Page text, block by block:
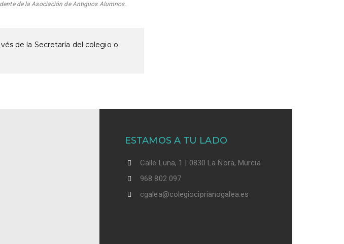
de la Asociación de Antiguos Alumnos.
de la Secretaría del colegio o
ESTAMOS A TU LADO
Calle Luna, 1 | 0830 La Ñora, Murcia
968 802 097
cgalea@colegiociprianogalea.es